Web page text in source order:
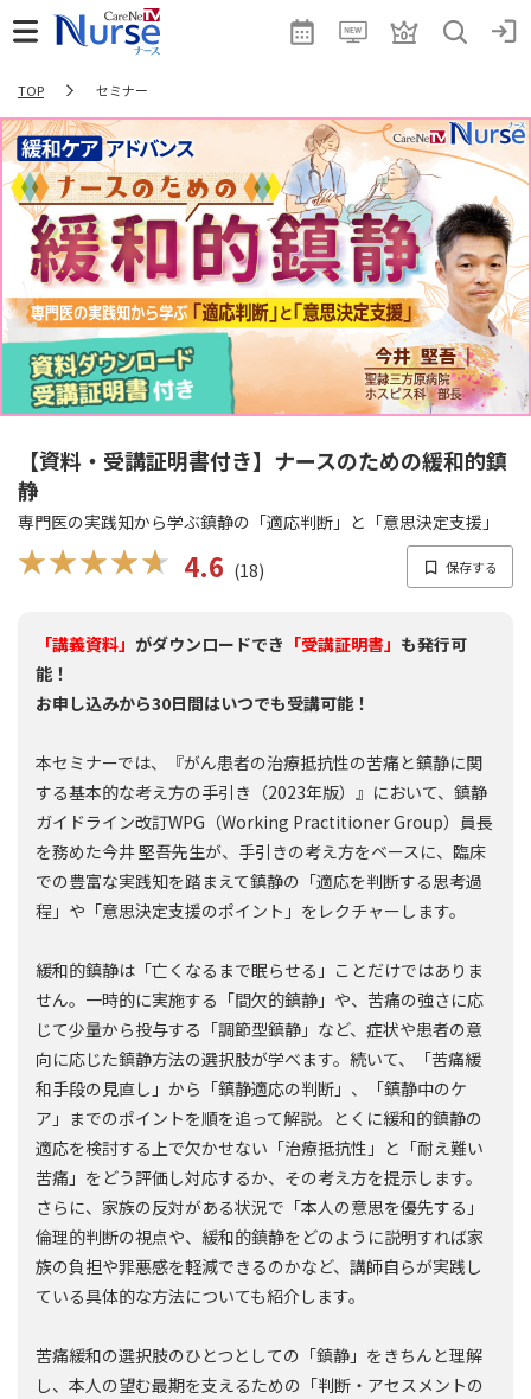
TOP セミナー
【資料・受講証明書付き】ナースのための緩和的鎮
静
専門医の実践知から学ぶ鎮静の「適応判断」と「意思決定支援」
★★★★★
★★★★★ 4.6 (18)
「講義資料」 がダウンロードでき 「受講証明書」 も発行可
能！
お申し込みから30日間はいつでも受講可能！
本セミナーでは、『がん患者の治療抵抗性の苦痛と鎮静に関
する基本的な考え方の手引き（2023年版）』において、鎮静
ガイドライン改訂WPG（Working Practitioner Group）員長
を務めた今井 堅吾先生が、手引きの考え方をベースに、臨床
での豊富な実践知を踏まえて鎮静の「適応を判断する思考過
程」や「意思決定支援のポイント」をレクチャーします。
緩和的鎮静は「亡くなるまで眠らせる」ことだけではありま
せん。一時的に実施する「間欠的鎮静」や、苦痛の強さに応
じて少量から投与する「調節型鎮静」など、症状や患者の意
向に応じた鎮静方法の選択肢が学べます。続いて、「苦痛緩
和手段の見直し」から「鎮静適応の判断」、「鎮静中のケ
ア」までのポイントを順を追って解説。とくに緩和的鎮静の
適応を検討する上で欠かせない「治療抵抗性」と「耐え難い
苦痛」をどう評価し対応するか、その考え方を提示します。
さらに、家族の反対がある状況で「本人の意思を優先する」
倫理的判断の視点や、緩和的鎮静をどのように説明すれば家
族の負担や罪悪感を軽減できるのかなど、講師自らが実践し
ている具体的な方法についても紹介します。
苦痛緩和の選択肢のひとつとしての「鎮静」をきちんと理解
し、本人の望む最期を支えるための「判断・アセスメントの